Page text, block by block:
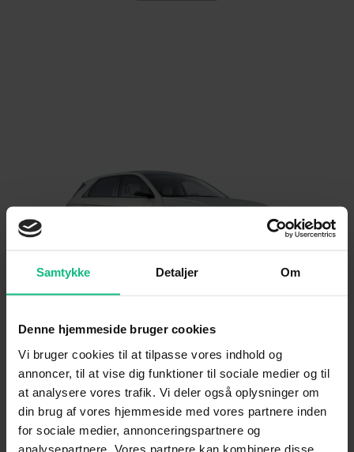
Samtykke Detaljer Om
Denne hjemmeside bruger cookies
Vi bruger cookies til at tilpasse vores indhold og
annoncer, til at vise dig funktioner til sociale medier og til
at analysere vores trafik. Vi deler også oplysninger om
din brug af vores hjemmeside med vores partnere inden
for sociale medier, annonceringspartnere og
analysepartnere. Vores partnere kan kombinere disse
IONIQ 5
Fra 279.995 kr.